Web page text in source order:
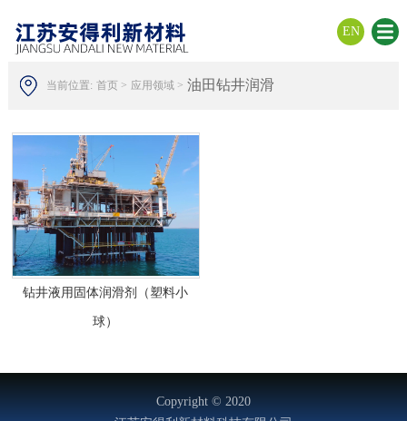
EN
当前位置: 首页 > 应用领域 > 油田钻井润滑
钻井液用固体润滑剂（塑料小
球）
Copyright © 2020